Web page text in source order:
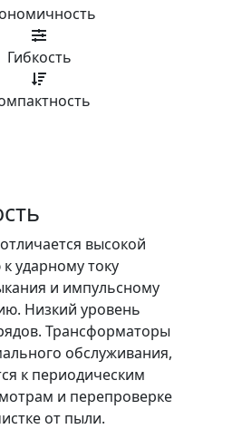
Гибкость
высокой
ударному току
и импульсному
Низкий уровень
Трансформаторы
обслуживания,
к периодическим
и перепроверке
от пыли.